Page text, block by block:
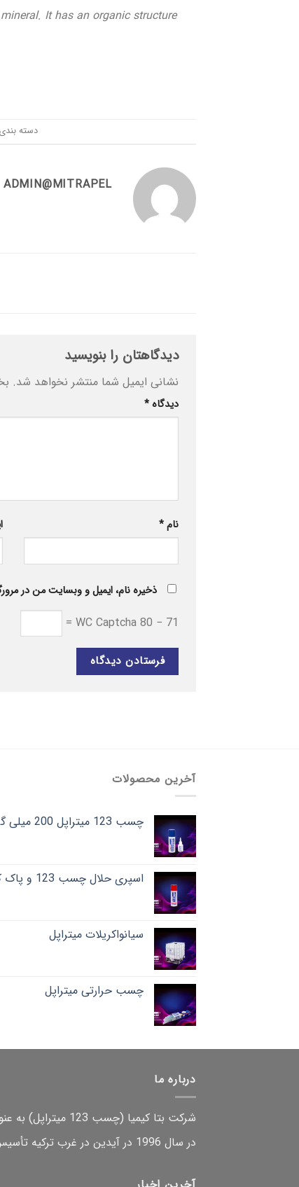
It has an organic structure
دسته
ADMIN@MITRAPEL
دیدگاهتان را بنویسید
نشانی ایمیل شما منتشر نخواهد شد.
دیدگاه*
نام*
ذخیره نام، ایمیل و وبسایت من در
WC Captcha 80 − 71 =
آخرین محصولات
چسب 123 میتراپل 200 میلی گرم
اسپری حلال چسب 123 و پاک کننده
سیانواکریلات میتراپل
چسب حرارتی میتراپل
درباره ما
شرکت بتا کیمیا (چسب 123 میتراپل
در سال 1996 در آیدین در غرب ترکیه تأسیس شد…